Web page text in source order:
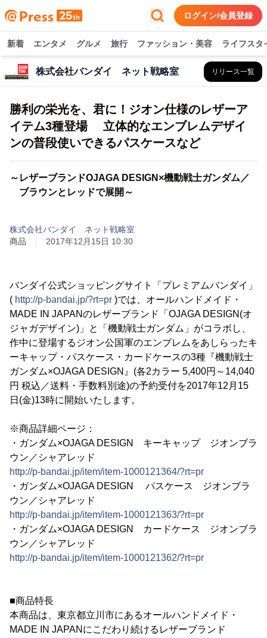
ログイン/会員登録
新着 エンタメ グルメ 旅行 ファッション・美容 ライフスタ
株式会社バンダイ ネット戦略室 リリース一覧
勝利の栄光を、君に！ジオン仕様のレザーア
イテム3種登場 立体的なエンブレムデザイ
ンの普段使いできるパスケースなど
～レザーブランドOJAGA DESIGN×機動戦士ガンダム／
ブラウンとレッドで展開～
株式会社バンダイ ネット戦略室
商品
2017年12月15日 10:30
バンダイ公式ショッピングサイト「プレミアムバンダイ」
( http://p-bandai.jp/?rt=pr )では、オールハンドメイド・
MADE IN JAPANのレザーブランド「OJAGA DESIGN(オ
ジャガデザイン)」と「機動戦士ガンダム」がコラボし、
作中に登場するジオン公国軍のエンブレムをあしらったキ
ーキャップ・パスケース・カードケースの3種『機動戦士
ガンダム×OJAGA DESIGN』(各2カラー 5,400円～14,040
円 税込／送料・手数料別途)の予約受付を2017年12月15
日(金)13時に開始いたします。
※商品詳細ページ：
・ガンダム×OJAGA DESIGN キーキャップ ジオンブラ
ウン／シャアレッド
http://p-bandai.jp/item/item-1000121364/?rt=pr
・ガンダム×OJAGA DESIGN パスケース ジオンブラ
ウン／シャアレッド
http://p-bandai.jp/item/item-1000121363/?rt=pr
・ガンダム×OJAGA DESIGN カードケース ジオンブラ
ウン／シャアレッド
http://p-bandai.jp/item/item-1000121362/?rt=pr
■商品特長
本商品は、東京都立川市にあるオールハンドメイド・
MADE IN JAPANにこだわり続けるレザーブランド